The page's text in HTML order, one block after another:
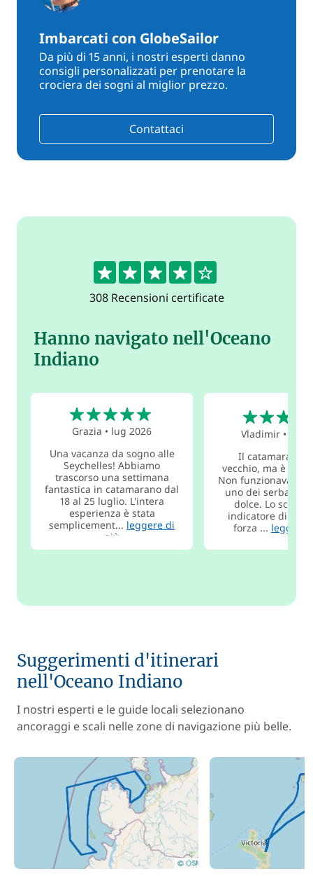
Imbarcati con GlobeSailor
Da più di 15 anni, i nostri esperti danno
consigli personalizzati per prenotare la
crociera dei sogni al miglior prezzo.
Contattaci
4.4
308 Recensioni certificate
Hanno navigato nell'Oceano
Indiano
Grazia • lug 2026
Una vacanza da sogno alle
Seychelles! Abbiamo
trascorso una settimana
fantastica in catamarano dal
18 al 25 luglio. L'intera
esperienza è stata
semplicement... leggere di
più
Vladimir•
Il catamarano
vecchio, ma è già
Non funzionava il
uno dei serbatoi
dolce. Lo
indicatore di
forza ... leggere
Suggerimenti d'itinerari
nell'Oceano Indiano
I nostri esperti e le guide locali selezionano
ancoraggi e scali nelle zone di navigazione più belle.